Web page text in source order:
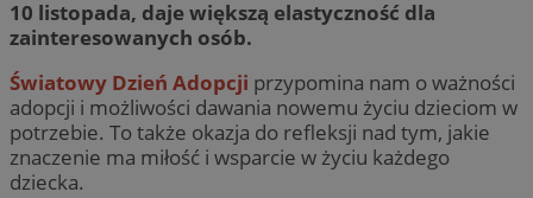
10 listopada, daje większą elastyczność dla
zainteresowanych osób.
Światowy Dzień Adopcji przypomina nam o ważności
adopcji i możliwości dawania nowemu życiu dzieciom w
potrzebie. To także okazja do refleksji nad tym, jakie
znaczenie ma miłość i wsparcie w życiu każdego
dziecka.